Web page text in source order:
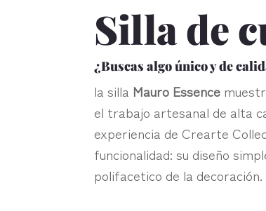
Silla de
¿Buscas algo único y de
la silla Mauro Essence
el trabajo artesanal de alta
experiencia de Crearte
funcionalidad: su diseño
polifacetico de la decoración.‎